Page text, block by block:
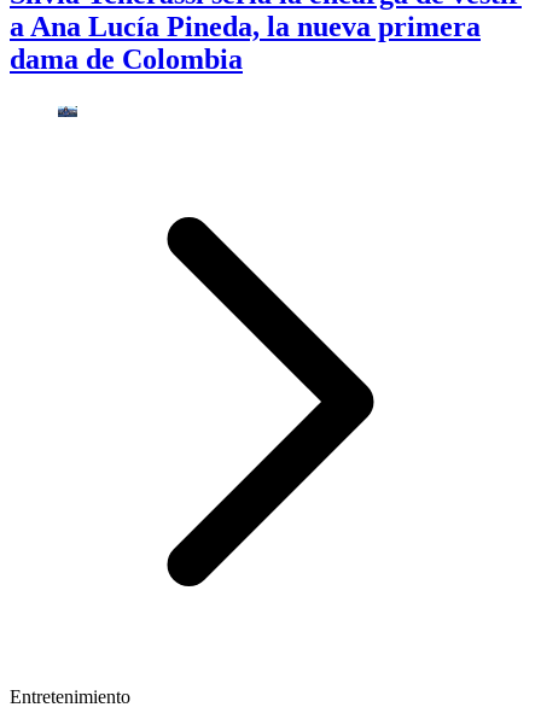
a Ana Lucía Pineda, la nueva primera
dama de Colombia
Entretenimiento